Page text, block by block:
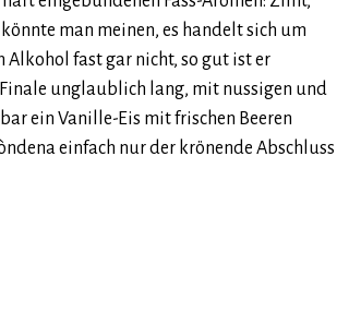
man meinen, es handelt sich um
Alkohol fast gar nicht, so gut ist er
unglaublich lang, mit nussigen und
ein Vanille-Eis mit frischen Beeren
einfach nur der krönende Abschluss